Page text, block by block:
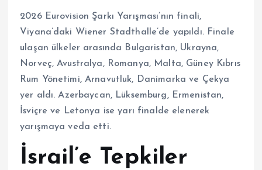
2026 Eurovision Şarkı Yarışması’nın finali,
Viyana’daki Wiener Stadthalle’de yapıldı. Finale
ulaşan ülkeler arasında Bulgaristan, Ukrayna,
Norveç, Avustralya, Romanya, Malta, Güney Kıbrıs
Rum Yönetimi, Arnavutluk, Danimarka ve Çekya
yer aldı. Azerbaycan, Lüksemburg, Ermenistan,
İsviçre ve Letonya ise yarı finalde elenerek
yarışmaya veda etti.
İsrail’e Tepkiler